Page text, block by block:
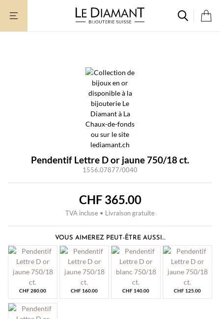
Pendentif Lettre D or jaune 750/18 ct.
1556.07877/0040
CHF365.00
TVA incluse • Livraison gratuite
VOUS AIMEREZ PEUT-ÊTRE AUSSI…
CHF280.00 CHF 160.00 CHF 140.00 CHF 125.00